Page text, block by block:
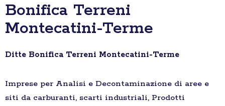
Bonifica Terreni
Montecatini-Terme
Ditte Bonifica Terreni Montecatini-Terme
Imprese per Analisi e Decontaminazione di aree e
siti da carburanti, scarti industriali, Prodotti